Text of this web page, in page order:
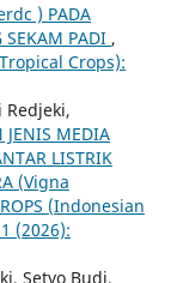
) PADA
SEKAM PADI ,
Crops):
Redjeki,
JENIS MEDIA
LISTRIK
(Vigna
(Indonesian
(2026):
Setyo Budi,